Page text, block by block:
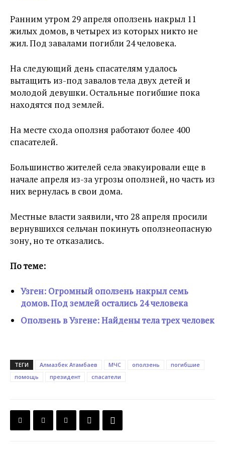
Ранним утром 29 апреля оползень накрыл 11
жилых домов, в четырех из которых никто не
жил. Под завалами погибли 24 человека.
На следующий день спасателям удалось
вытащить из-под завалов тела двух детей и
молодой девушки. Остальные погибшие пока
находятся под землей.
На месте схода оползня работают более 400
спасателей.
Большинство жителей села эвакуировали еще в
начале апреля из-за угрозы оползней, но часть из
них вернулась в свои дома.
Местные власти заявили, что 28 апреля просили
вернувшихся сельчан покинуть оползнеопасную
зону, но те отказались.
По теме:
Узген: Огромный оползень накрыл семь
домов. Под землей остались 24 человека
Оползень в Узгене: Найдены тела трех человек
ТЕГИ Алмазбек Атамбаев МЧС оползень
погибшие
помощь
президент спасатели